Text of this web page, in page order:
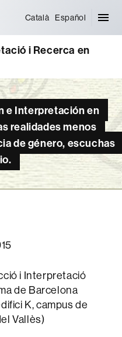
Català Español
i Recerca en
e Interpretación en
realidades menos
de género, escuchas
i Interpretació
de Barcelona
K, campus de
Vallès)